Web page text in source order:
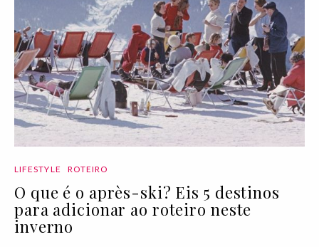
LIFESTYLE ROTEIRO
O que é o après-ski? Eis 5 destinos
para adicionar ao roteiro neste
inverno